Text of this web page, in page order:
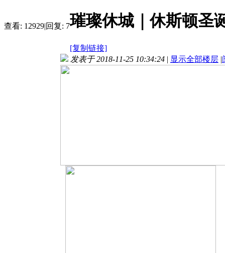
查看: 12929|回复: 7璀璨休城｜休斯顿圣
[复制链接]
发表于 2018-11-25 10:34:24 | 显示全部楼层 |